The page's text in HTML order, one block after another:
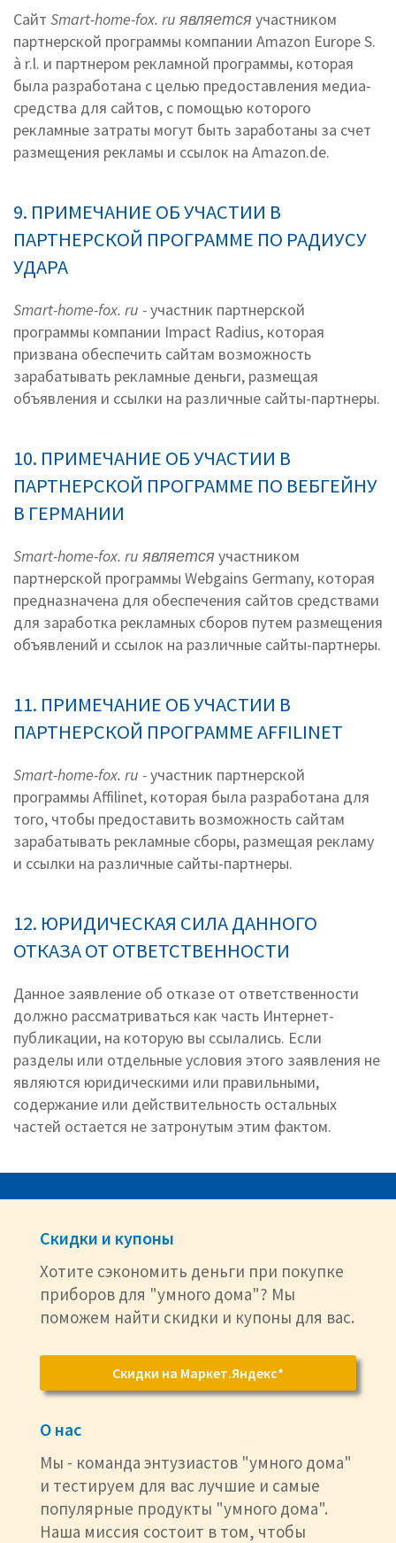
Сайт Smart-home-fox. ru являетсяучастником
партнерской программы компании Amazon Europe S.
à r.l. и партнером рекламной программы, которая
была разработана с целью предоставления медиа-
средства для сайтов, с помощью которого
рекламные затраты могут быть заработаны за счет
размещения рекламы и ссылок на Amazon.de.
9. ПРИМЕЧАНИЕ ОБ УЧАСТИИ В
ПАРТНЕРСКОЙ ПРОГРАММЕ ПО РАДИУСУ
УДАРА
Smart-home-fox. ru -участник партнерской
программы компании Impact Radius, которая
призвана обеспечить сайтам возможность
зарабатывать рекламные деньги, размещая
объявления и ссылки на различные сайты-партнеры.
10. ПРИМЕЧАНИЕ ОБ УЧАСТИИ В
ПАРТНЕРСКОЙ ПРОГРАММЕ ПО ВЕБГЕЙНУ
В ГЕРМАНИИ
Smart-home-fox. ru являетсяучастником
партнерской программы Webgains Germany, которая
предназначена для обеспечения сайтов средствами
для заработка рекламных сборов путем размещения
объявлений и ссылок на различные сайты-партнеры.
11. ПРИМЕЧАНИЕ ОБ УЧАСТИИ В
ПАРТНЕРСКОЙ ПРОГРАММЕ AFFILINET
Smart-home-fox. ru -участник партнерской
программы Affilinet, которая была разработана для
того, чтобы предоставить возможность сайтам
зарабатывать рекламные сборы, размещая рекламу
и ссылки на различные сайты-партнеры.
12. ЮРИДИЧЕСКАЯ СИЛА ДАННОГО
ОТКАЗА ОТ ОТВЕТСТВЕННОСТИ
Данное заявление об отказе от ответственности
должно рассматриваться как часть Интернет-
публикации, на которую вы ссылались. Если
разделы или отдельные условия этого заявления не
являются юридическими или правильными,
содержание или действительность остальных
частей остается не затронутым этим фактом.
Скидки и купоны
Хотите сэкономить деньги при покупке
приборов для "умного дома"? Мы
поможем найти скидки и купоны для вас.
Скидки на Маркет.Яндекс*
О нас
Мы - команда энтузиастов "умного дома"
и тестируем для вас лучшие и самые
популярные продукты "умного дома".
Наша миссия состоит в том, чтобы